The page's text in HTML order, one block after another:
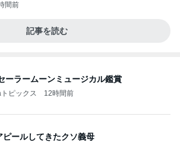
間前
記事を読む
ーラームーンミュージカル鑑賞
ピックス 12時間前
ピールしてきたクソ義母